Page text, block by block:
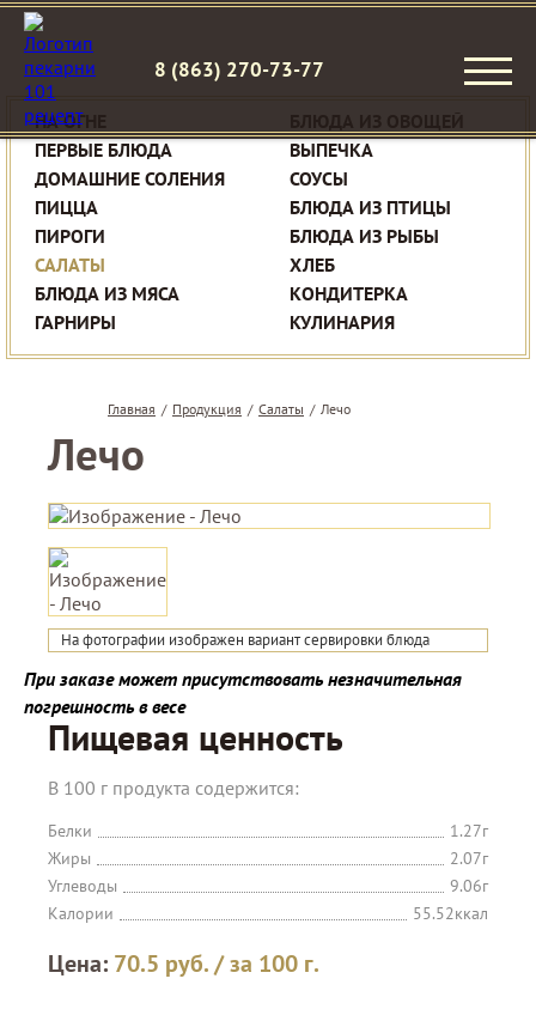
8 (863) 270-73-77
НА ОГНЕ
ПЕРВЫЕ БЛЮДА
ДОМАШНИЕ СОЛЕНИЯ
ПИЦЦА
ПИРОГИ
САЛАТЫ
БЛЮДА ИЗ МЯСА
ГАРНИРЫ
ВЫПЕЧКА
СОУСЫ
БЛЮДА ИЗ ПТИЦЫ
БЛЮДА ИЗ РЫБЫ
ХЛЕБ
КОНДИТЕРКА
КУЛИНАРИЯ
Главная / Продукция / Салаты / Лечо
Лечо
На фотографии изображен вариант сервировки блюда
При заказе может присутствовать незначительная
погрешность в весе
Пищевая ценность
В 100 г продукта содержится:
Белки
1.27г
Жиры
2.07г
Углеводы
9.06г
Калории
55.52ккал
Цена: 70.5 руб./ за 100 г.